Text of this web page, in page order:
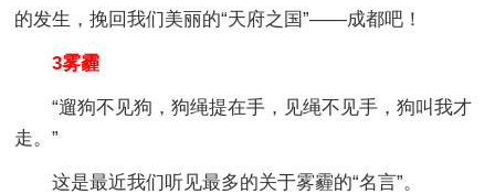
的发生，挽回我们美丽的“天府之国”——成都吧！
3雾霾
“遛狗不见狗，狗绳提在手，见绳不见手，狗叫我才
走。”
这是最近我们听见最多的关于雾霾的“名言”。